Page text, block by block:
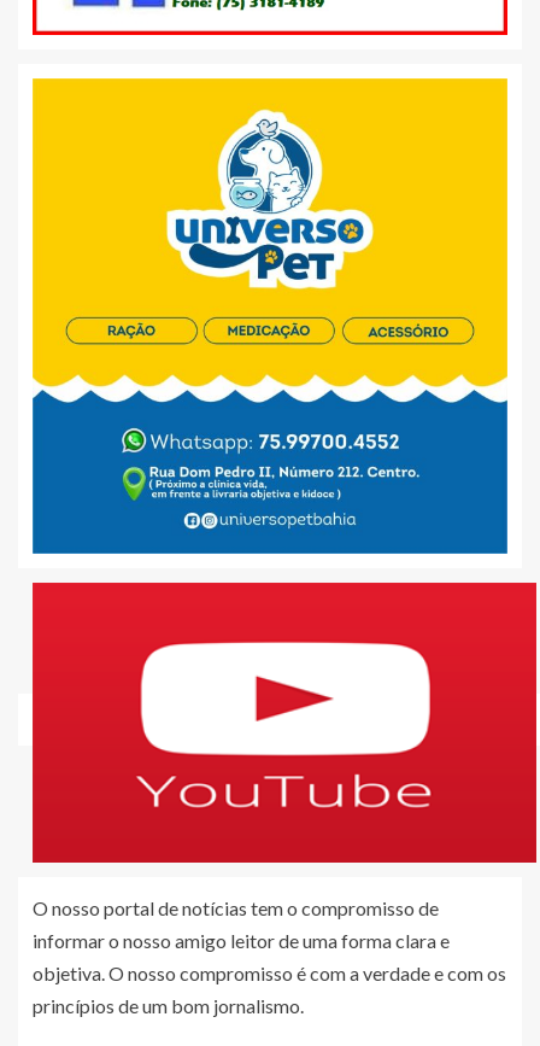
O nosso portal de notícias tem o compromisso de
informar o nosso amigo leitor de uma forma clara e
objetiva. O nosso compromisso é com a verdade e com os
princípios de um bom jornalismo.